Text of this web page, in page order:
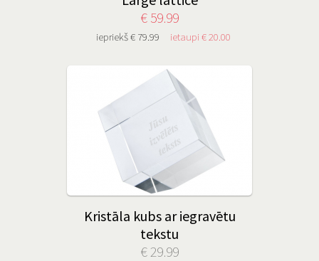
€ 59.99
iepriekš € 79.99 ietaupi € 20.00
Kristāla kubs ar iegravētu
tekstu
€ 29.99